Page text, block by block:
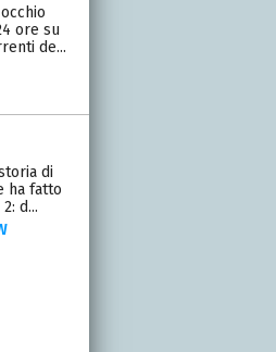
ore su
de...
di
ha fatto
d...